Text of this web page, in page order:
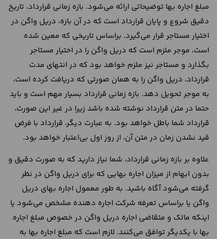
مبلغ اجاره بها توضیحاتی ارائه می‌شود. بازه زمانی قرارداد، تاریخ
دقیق شروع و پایان قرارداد است که در آن بازه، دریل واگن در
اختیار مستاجر قرار می‌گیرد. براساس تاریخی که معین شده
است، موجر ملزم است که دریل واگن را در اختیار مستاجر
بگذارد و مستاجر نیز ملزم خواهد بود که در انتهای مدت
قرارداد، دریل واگن را به همان صورتی که دریافت کرده است،
به موجر تحویل دهد. بازه زمانی قرارداد بسیار مهم است و باید
حتما در متن قرارداد نوشته شده باشد زیرا در غیر این صورت،
قرارداد شما باطل خواهد بود. به عبارت دیگر، قرارداد با فرض
قید نشدن زمان در متن آن، از روز اول بی‌اعتبار خواهد بود.
علاوه بر بازه زمانی قرارداد، شما نیاز دارید که به صورت دقیق و
بدون ابهام از میزان اجاره بهایی که برای دریل واگن در نظر
گرفته می‌شود آگاه باشید. به طور معمول اجاره بهای دریل
واگن یا براساس تعرفه شرکت اجاره دهنده مشخص می‌شود یا
اینکه مالک و متقاضی اجاره دریل واگن در خصوص مبلغ اجاره
بها با یکدیگر توافق می‌کنند. لازم است که مبلغ اجاره بها به